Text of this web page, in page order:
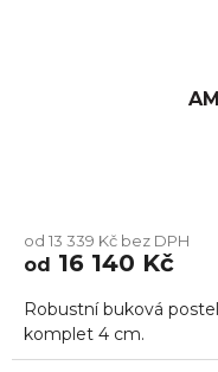
od 13 339 Kč bez DPH
od 16 140 Kč
Robustní buková
komplet 4 cm.